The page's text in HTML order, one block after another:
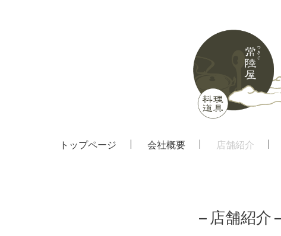
トップページ 会社概要 店舗紹介
– 店舗紹介